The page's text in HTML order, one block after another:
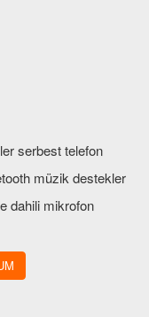
serbest telefon
müzik destekler
dahili mikrofon